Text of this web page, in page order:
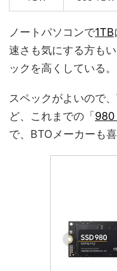
ノートパソコンで1TB
速さも気にする方も
ックを高くしている。
スペックがよいので
ど、これまでの「 980
で、BTOメーカーも